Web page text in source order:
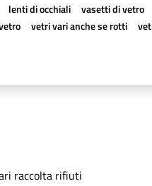
lenti di occhiali vasetti di vetro
vetri vari anche se rotti
raccolta rifiuti